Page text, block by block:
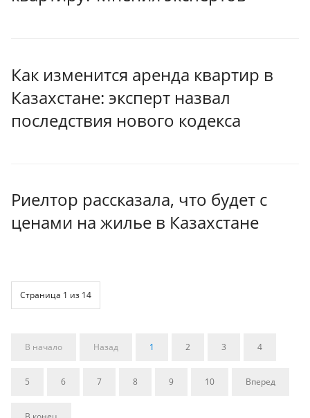
Как изменится аренда квартир в
Казахстане: эксперт назвал
последствия нового кодекса
Риелтор рассказала, что будет с
ценами на жилье в Казахстане
Страница 1 из 14
В начало Назад 1 2 3 4
5 6 7 8 9 10 Вперед